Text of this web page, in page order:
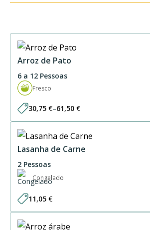
Arroz de Pato
6 a 12 Pessoas
Fresco
30,75 €–61,50 €
Price
range:
through
61,50 €
Lasanha de Carne
2 Pessoas
Congelado
11,05 €